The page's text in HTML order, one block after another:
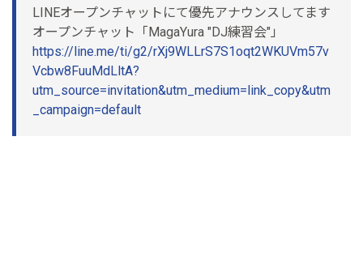
LINEオープンチャットにて優先アナウンスしてます
オープンチャット「MagaYura "DJ練習会"」
https://line.me/ti/g2/rXj9WLLrS7S1oqt2WKUVm57v
Vcbw8FuuMdLltA?
utm_source=invitation&utm_medium=link_copy&utm
_campaign=default